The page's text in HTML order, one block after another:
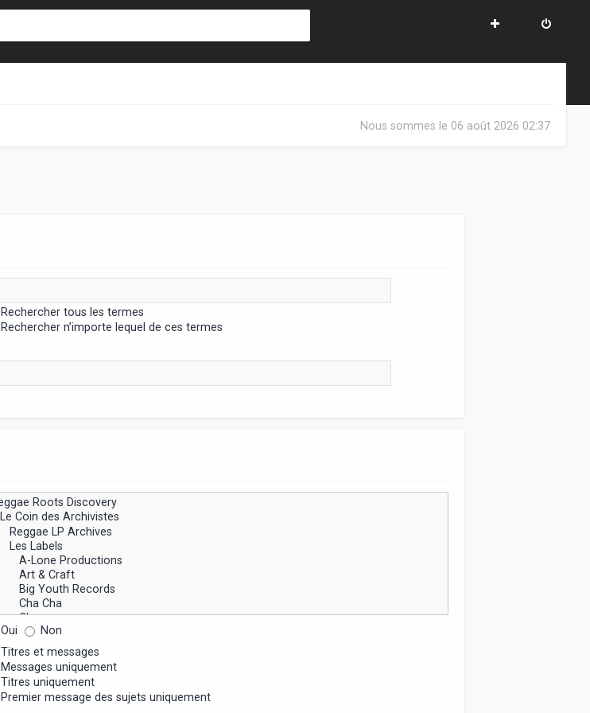
Nous sommes le 06 août 2026 02:37
Rechercher tous les termes
Rechercher n’importe lequel de ces termes
Oui
Non
Titres et messages
Messages uniquement
Titres uniquement
Premier message des sujets uniquement